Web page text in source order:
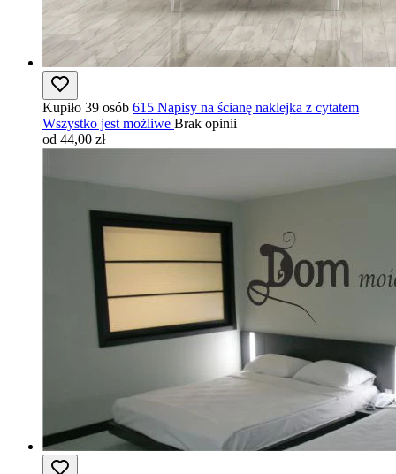
Kupiło 39 osób 615 Napisy na ścianę naklejka z cytatem
Wszystko jest możliwe Brak opinii
od 44,00 zł